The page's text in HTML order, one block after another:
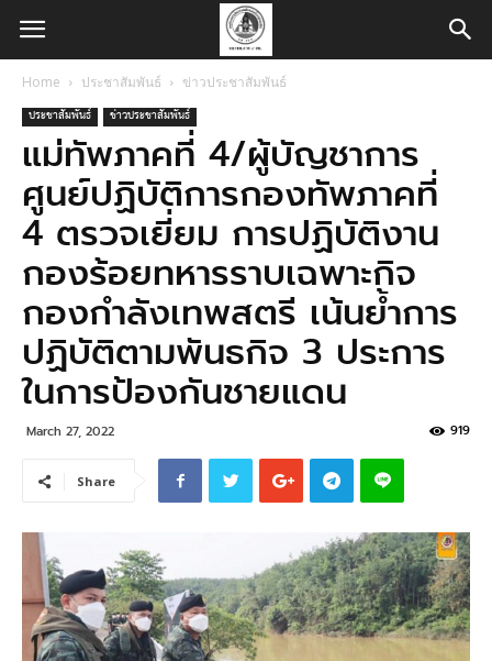
Home ประชาสัมพันธ์ ข่าวประชาสัมพันธ์
ประชาสัมพันธ์ ข่าวประชาสัมพันธ์
แม่ทัพภาคที่ 4/ผู้บัญชาการ
ศูนย์ปฏิบัติการกองทัพภาคที่
4 ตรวจเยี่ยม การปฏิบัติงาน
กองร้อยทหารราบเฉพาะกิจ
กองกำลังเทพสตรี เน้นย้ำการ
ปฏิบัติตามพันธกิจ 3 ประการ
ในการป้องกันชายแดน
March 27, 2022 919
Share